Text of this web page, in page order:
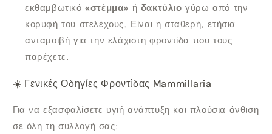
εκθαμβωτικό«στέμμα» ή δακτύλιο γύρω από την
κορυφή του στελέχους. Είναι η σταθερή, ετήσια
ανταμοιβή για την ελάχιστη φροντίδα που τους
παρέχετε.
☀️ Γενικές Οδηγίες Φροντίδας Mammillaria
Για να εξασφαλίσετε υγιή ανάπτυξη και πλούσια άνθιση
σε όλη τη συλλογή σας: